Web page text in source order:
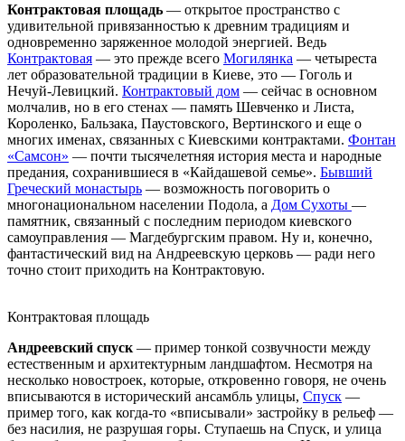
Контрактовая площадь — открытое пространство с
удивительной привязанностью к древним традициям и
одновременно заряженное молодой энергией. Ведь
Контрактовая — это прежде всего Могилянка — четыреста
лет образовательной традиции в Киеве, это — Гоголь и
Нечуй-Левицкий. Контрактовый дом — сейчас в основном
молчалив, но в его стенах — память Шевченко и Листа,
Короленко, Бальзака, Паустовского, Вертинского и еще о
многих именах, связанных с Киевскими контрактами. Фонтан
«Самсон» — почти тысячелетняя история места и народные
предания, сохранившиеся в «Кайдашевой семье». Бывший
Греческий монастырь — возможность поговорить о
многонациональном населении Подола, а Дом Сухоты —
памятник, связанный с последним периодом киевского
самоуправления — Магдебургским правом. Ну и, конечно,
фантастический вид на Андреевскую церковь — ради него
точно стоит приходить на Контрактовую.
Контрактовая площадь
Андреевский спуск — пример тонкой созвучности между
естественным и архитектурным ландшафтом. Несмотря на
несколько новостроек, которые, откровенно говоря, не очень
вписываются в исторический ансамбль улицы, Спуск —
пример того, как когда-то «вписывали» застройку в рельеф —
без насилия, не разрушая горы. Ступаешь на Спуск, и улица